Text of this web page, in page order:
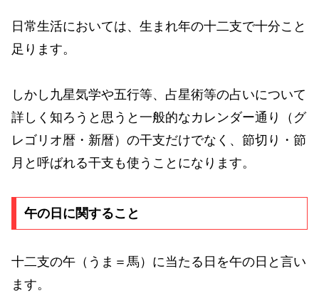
日常生活においては、生まれ年の十二支で十分こと
足ります。
しかし九星気学や五行等、占星術等の占いについて
詳しく知ろうと思うと一般的なカレンダー通り（グ
レゴリオ暦・新暦）の干支だけでなく、節切り・節
月と呼ばれる干支も使うことになります。
午の日に関すること
十二支の午（うま＝馬）に当たる日を午の日と言い
ます。